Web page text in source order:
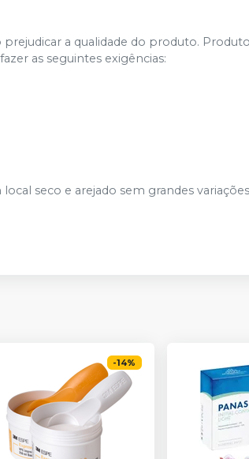
a qualidade do produto.
as seguintes exigências:
seco e arejado sem grandes
-14%